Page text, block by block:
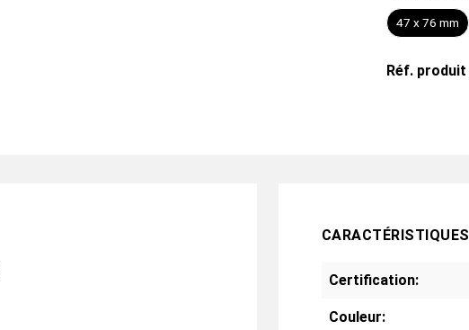
47 x 76 mm
Réf. produit
CARACTÉRISTIQUES
Certification:
Couleur: